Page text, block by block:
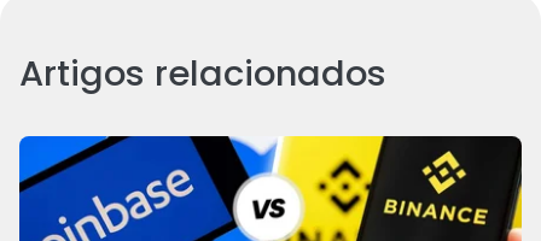
Artigos relacionados